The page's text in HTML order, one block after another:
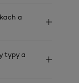
a
typy a